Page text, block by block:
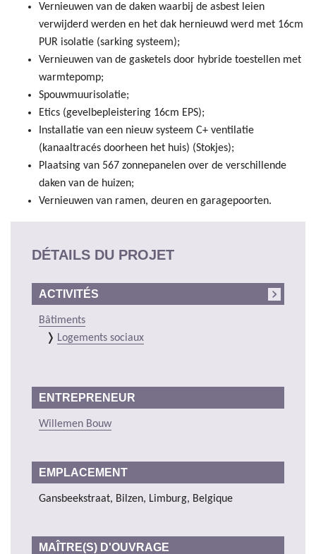
Vernieuwen van de daken waarbij de asbest leien
verwijderd werden en het dak hernieuwd werd met 16cm
PUR isolatie (sarking systeem);
Vernieuwen van de gasketels door hybride toestellen met
warmtepomp;
Spouwmuurisolatie;
Etics (gevelbepleistering 16cm EPS);
Installatie van een nieuw systeem C+ ventilatie
(kanaaltracés doorheen het huis) (Stokjes);
Plaatsing van 567 zonnepanelen over de verschillende
daken van de huizen;
Vernieuwen van ramen, deuren en garagepoorten.
DÉTAILS DU PROJET
ACTIVITÉS
Bâtiments
Logements sociaux
ENTREPRENEUR
Willemen Bouw
EMPLACEMENT
Gansbeekstraat, Bilzen, Limburg, Belgique
MAÎTRE(S) D'OUVRAGE